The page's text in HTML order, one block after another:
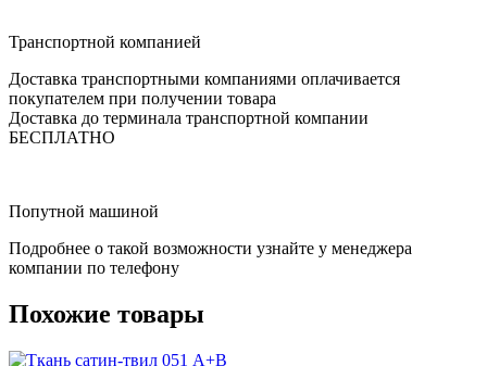
Транспортной компанией
Доставка транспортными компаниями оплачивается
покупателем при получении товара
Доставка до терминала транспортной компании
БЕСПЛАТНО
Попутной машиной
Подробнее о такой возможности узнайте у менеджера
компании по телефону
Похожие товары